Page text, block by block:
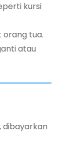
kursi
orang tua.
atau
dibayarkan